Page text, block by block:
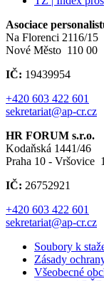
Asociace
Na Florenci 2116/15
Nové Město 110 00
IČ: 19439954
+420 603 422 601
sekretariat@ap-cr.cz
HR FORUM s.r.o.
Kodaňská 1441/46
Praha 10 - Vršovice
IČ: 26752921
+420 603 422 601
sekretariat@ap-cr.cz
Soubory k
Zásady
Všeobecné